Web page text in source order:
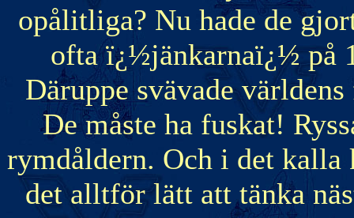
opålitliga? Nu hade de
ofta ï¿½jänkarnaï¿½ på
Däruppe svävade
De måste ha fuskat!
rymdåldern. Och i det kalla
det alltför lätt att tänka